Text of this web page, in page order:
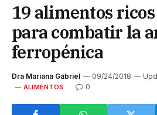
19 alimentos
para combatir la
ferropénica
Dra Mariana Gabriel 09/24/2018
ALIMENTOS 0